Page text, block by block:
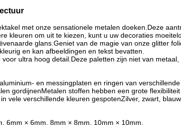
met onze sensationele metalen doeken.Deze
kleuren om uit te kiezen, kunt u uw decoraties
glans.Geniet van de magie van onze glitter
en kan afbeeldingen en tekst bevatten.
ultra hoog detail.Deze paletten zijn niet van
en messingplaten en ringen van
gordijnenMetalen stoffen hebben een grote
vele verschillende kleuren gespotenZilver, zwart,
6mm × 6mm, 8mm × 8mm, 10mm × 10mm.